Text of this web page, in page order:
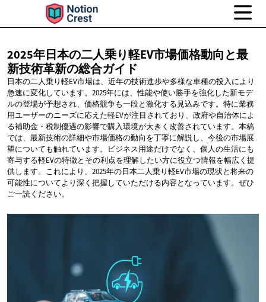
2025年日本の二人乗り軽EV市場価格動向と最
新技術革新の総合ガイド
日本の二人乗り軽EV市場は、近年の技術進歩や多様な車種の投入により
急速に変化しています。2025年には、性能や使い勝手を強化した新モデ
ルの登場が予想され、価格競争も一段と激化する見込みです。特に業務
用ユーザーのニーズに応えた軽EVが注目されており、政府や自治体によ
る補助金・税制優遇の影響で購入環境が大きく改善されています。本稿
では、最新技術の詳細や市場価格の動向を丁寧に解説し、今後の市場展
望についても触れています。ビジネス用途だけでなく、個人の生活にも
寄与する軽EVの特徴とその利点を理解したい方に役立つ情報を幅広く提
供します。これにより、2025年の日本二人乗り軽EV市場の現状と将来の
可能性についてより深く把握していただける内容となっています。ぜひ
ご一読ください。